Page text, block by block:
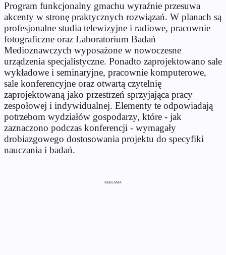
Program funkcjonalny gmachu wyraźnie przesuwa
akcenty w stronę praktycznych rozwiązań. W planach są
profesjonalne studia telewizyjne i radiowe, pracownie
fotograficzne oraz Laboratorium Badań
Medioznawczych wyposażone w nowoczesne
urządzenia specjalistyczne. Ponadto zaprojektowano sale
wykładowe i seminaryjne, pracownie komputerowe,
sale konferencyjne oraz otwartą czytelnię
zaprojektowaną jako przestrzeń sprzyjająca pracy
zespołowej i indywidualnej. Elementy te odpowiadają
potrzebom wydziałów gospodarzy, które - jak
zaznaczono podczas konferencji - wymagały
drobiazgowego dostosowania projektu do specyfiki
nauczania i badań.
REKLAMA